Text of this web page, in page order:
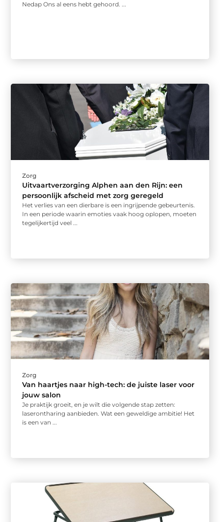
Nedap Ons al eens hebt gehoord. ...
Zorg
Uitvaartverzorging Alphen aan den Rijn: een
persoonlijk afscheid met zorg geregeld
Het verlies van een dierbare is een ingrijpende gebeurtenis.
In een periode waarin emoties vaak hoog oplopen, moeten
tegelijkertijd veel ...
Zorg
Van haartjes naar high-tech: de juiste laser voor
jouw salon
Je praktijk groeit, en je wilt die volgende stap zetten:
laserontharing aanbieden. Wat een geweldige ambitie! Het
is een van ...